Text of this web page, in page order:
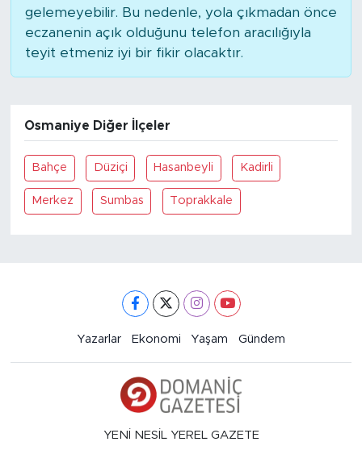
gelemeyebilir. Bu nedenle, yola çıkmadan önce
eczanenin açık olduğunu telefon aracılığıyla
teyit etmeniz iyi bir fikir olacaktır.
Osmaniye Diğer İlçeler
Bahçe Düziçi Hasanbeyli Kadirli
Merkez Sumbas Toprakkale
Yazarlar Ekonomi Yaşam Gündem
YENİ NESİL YEREL GAZETE